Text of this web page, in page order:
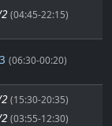
(04:45-22:15)
(06:30-00:20)
(15:30-20:35)
(03:55-12:30)